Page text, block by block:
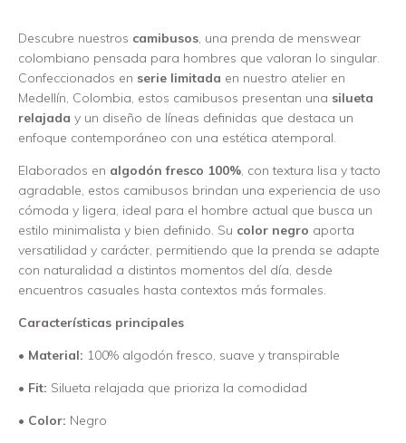
Descubre nuestros camibusos, una prenda de menswear
colombiano pensada para hombres que valoran lo singular.
Confeccionados en serie limitada en nuestro atelier en
Medellín, Colombia, estos camibusos presentan una silueta
relajada y un diseño de líneas definidas que destaca un
enfoque contemporáneo con una estética atemporal.
Elaborados en algodón fresco 100%, con textura lisa y tacto
agradable, estos camibusos brindan una experiencia de uso
cómoda y ligera, ideal para el hombre actual que busca un
estilo minimalista y bien definido. Su color negro aporta
versatilidad y carácter, permitiendo que la prenda se adapte
con naturalidad a distintos momentos del día, desde
encuentros casuales hasta contextos más formales.
Características principales
• Material: 100% algodón fresco, suave y transpirable
• Fit: Silueta relajada que prioriza la comodidad
• Color: Negro